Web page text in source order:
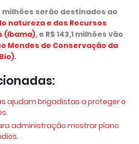
milhões serão destinados ao
natureza e dos Recursos
(Ibama), e R$ 143,1 milhões vão
Mendes de Conservação da
.
ajudam brigadistas a proteger o
administração mostrar plano